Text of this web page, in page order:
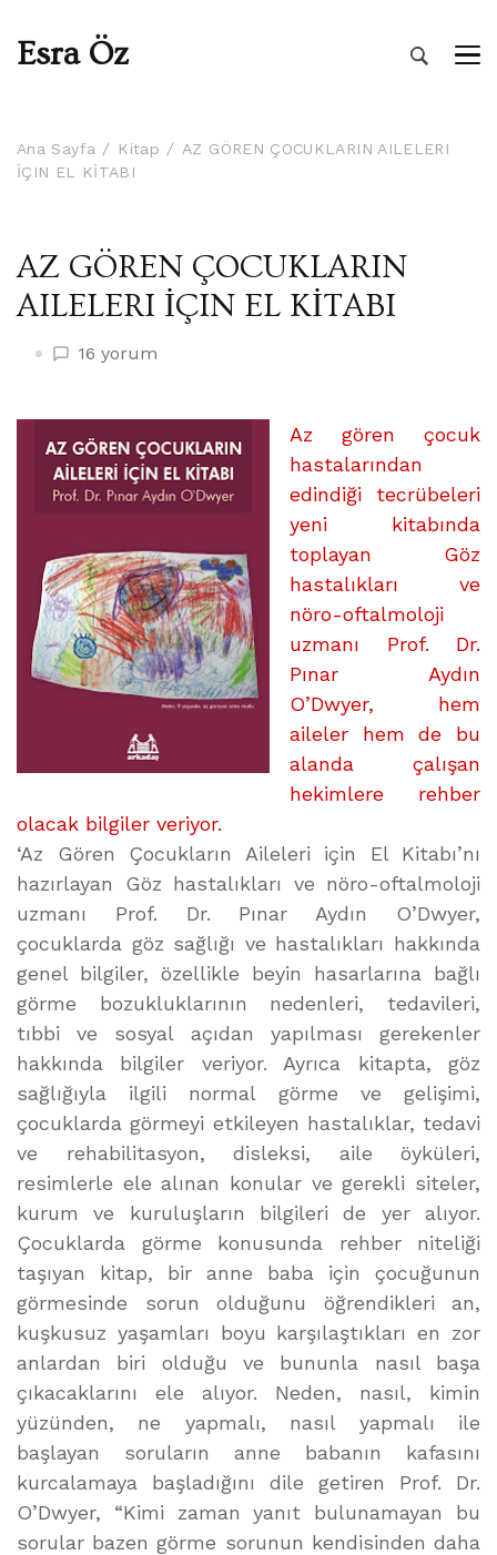
Esra Öz
Ana Sayfa Kitap
AZ GÖREN ÇOCUKLARIN AILELERI
İÇIN EL KİTABI
AZ GÖREN ÇOCUKLARIN
AILELERI İÇIN EL KİTABI
AZ
AILELERI
İÇIN
EL
KİTABI
16 yorum
Az gören çocuk
hastalarından
edindiği tecrübeleri
yeni kitabında
toplayan Göz
hastalıkları ve
nöro-oftalmoloji
uzmanı Prof. Dr.
Pınar Aydın
O’Dwyer, hem
aileler hem de bu
alanda çalışan
hekimlere rehber
olacak bilgiler veriyor.
‘Az Gören Çocukların Aileleri için El Kitabı’nı
hazırlayan Göz hastalıkları ve nöro-oftalmoloji
uzmanı Prof. Dr. Pınar Aydın O’Dwyer,
çocuklarda göz sağlığı ve hastalıkları hakkında
genel bilgiler, özellikle beyin hasarlarına bağlı
görme bozukluklarının nedenleri, tedavileri,
tıbbi ve sosyal açıdan yapılması gerekenler
hakkında bilgiler veriyor. Ayrıca kitapta, göz
sağlığıyla ilgili normal görme ve gelişimi,
çocuklarda görmeyi etkileyen hastalıklar, tedavi
ve rehabilitasyon, disleksi, aile öyküleri,
resimlerle ele alınan konular ve gerekli siteler,
kurum ve kuruluşların bilgileri de yer alıyor.
Çocuklarda görme konusunda rehber niteliği
taşıyan kitap, bir anne baba için çocuğunun
görmesinde sorun olduğunu öğrendikleri an,
kuşkusuz yaşamları boyu karşılaştıkları en zor
anlardan biri olduğu ve bununla nasıl başa
çıkacaklarını ele alıyor. Neden, nasıl, kimin
yüzünden, ne yapmalı, nasıl yapmalı ile
başlayan soruların anne babanın kafasını
kurcalamaya başladığını dile getiren Prof. Dr.
O’Dwyer, “Kimi zaman yanıt bulunamayan bu
sorular bazen görme sorunun kendisinden daha